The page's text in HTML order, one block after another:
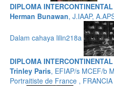
DIPLOMA
Herman Bunawan, J.IAAP,
Dalam cahaya lilin218a
DIPLOMA
Trinley Paris, EFIAP/s MCEF/b
Portraitiste de France , FRANCIA